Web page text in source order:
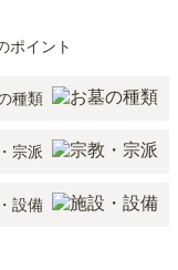
ポイント
種類
宗派
設備